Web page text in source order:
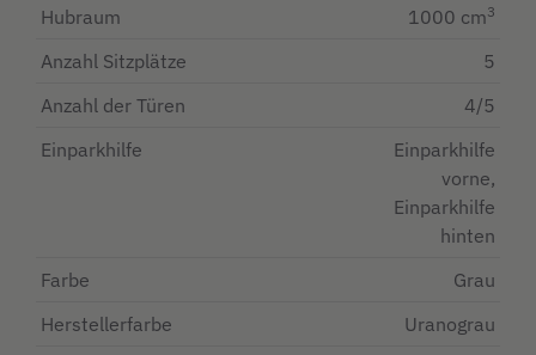
Hubraum
1000 cm3
Anzahl Sitzplätze
5
Anzahl der Türen
4/5
Einparkhilfe
Einparkhilfe
vorne,
Einparkhilfe
hinten
Farbe
Grau
Herstellerfarbe
Uranograu